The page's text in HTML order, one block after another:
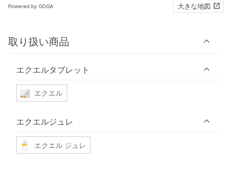
Powered by GOGA 大きな地図
取り扱い商品
エクエルタブレット
エクエル
エクエルジュレ
エクエル ジュレ